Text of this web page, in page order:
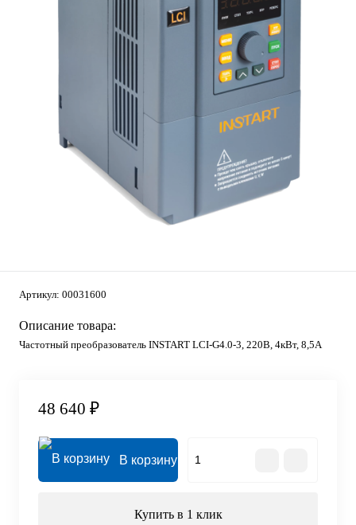
Артикул: 00031600
Описание товара:
Частотный преобразователь INSTART LCI-G4.0-3, 220В, 4кВт, 8,5А
48 640 ₽
В корзину
Купить в 1 клик